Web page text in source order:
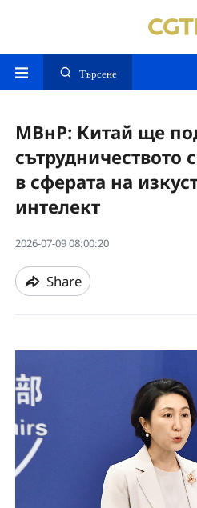
Търсене
МВнР: Китай ще
сътрудничеството
в сферата на
интелект
2026-07-09 08:00:20
Share